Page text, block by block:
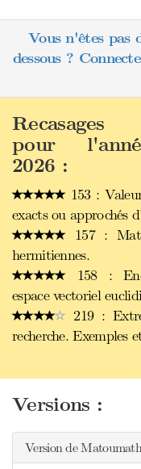
Vous n'êtes pas
dessous ?
Recasages
pour
2026 :
153 :
exacts ou approchés
157 :
hermitiennes.
158 :
espace vectoriel
219 :
recherche. Exemples
Versions :
Version de